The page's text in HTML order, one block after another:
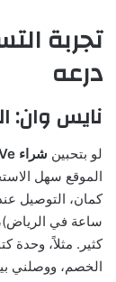
تجربة
درعه
نايس وان:
لو بتحبين شراء CeraVe أونلاين
الموقع سهل
ساعة في
الخصم، ووصلني